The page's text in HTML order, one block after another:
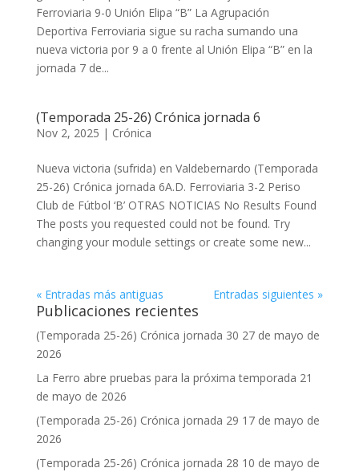
Ferroviaria 9-0 Unión Elipa “B” ​​​​​La Agrupación
Deportiva Ferroviaria sigue su racha sumando una
nueva victoria por 9 a 0 frente al Unión Elipa “B” en la
jornada 7 de...
(Temporada 25-26) Crónica jornada 6
Nov 2, 2025 | Crónica
Nueva victoria (sufrida) en Valdebernardo (Temporada
25-26) Crónica jornada 6A.D. Ferroviaria 3-2 Periso
Club de Fútbol ‘B’ OTRAS NOTICIAS No Results Found
The posts you requested could not be found. Try
changing your module settings or create some new...
« Entradas más antiguas Entradas siguientes »
Publicaciones recientes
(Temporada 25-26) Crónica jornada 30 27 de mayo de
2026
La Ferro abre pruebas para la próxima temporada 21
de mayo de 2026
(Temporada 25-26) Crónica jornada 29 17 de mayo de
2026
(Temporada 25-26) Crónica jornada 28 10 de mayo de